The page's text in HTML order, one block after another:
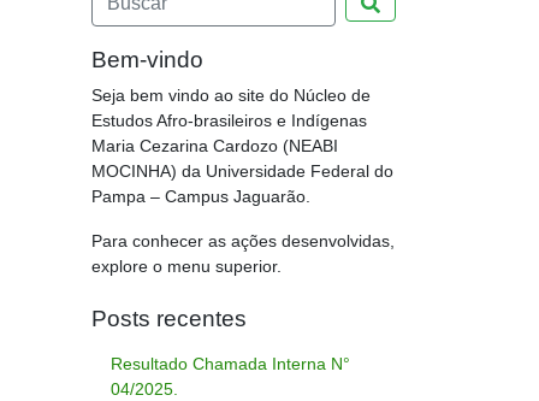
Bem-vindo
Seja bem vindo ao site do Núcleo de
Estudos Afro-brasileiros e Indígenas
Maria Cezarina Cardozo (NEABI
MOCINHA) da Universidade Federal do
Pampa – Campus Jaguarão.
Para conhecer as ações desenvolvidas,
explore o menu superior.
Posts recentes
Resultado Chamada Interna N°
04/2025.